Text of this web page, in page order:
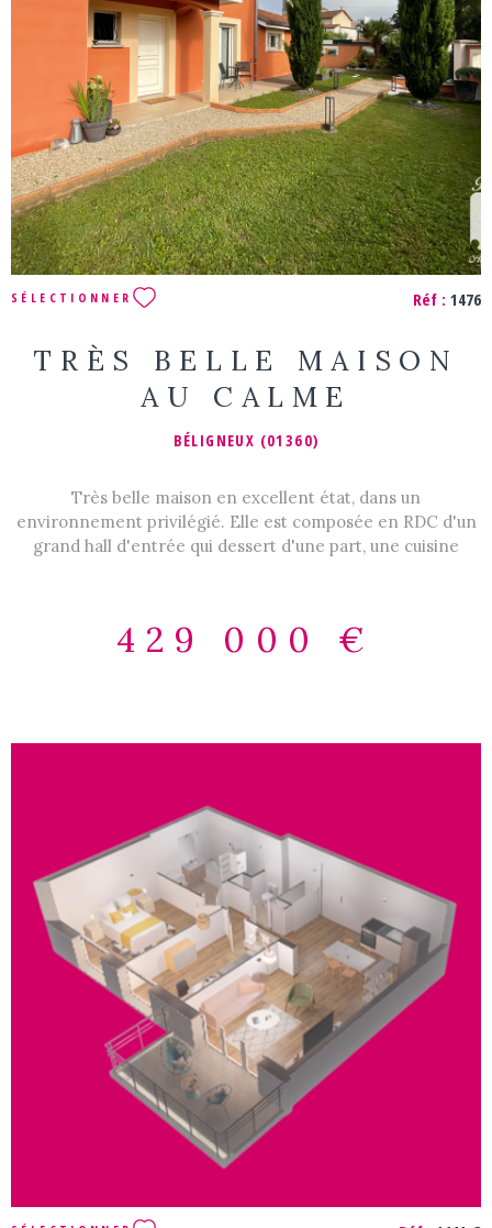
VOIR LE BIEN
SÉLECTIONNER Réf : 1476
TRÈS BELLE MAISON
AU CALME
BÉLIGNEUX (01360)
Très belle maison en excellent état, dans un
environnement privilégié. Elle est composée en RDC d'un
grand hall d'entrée qui dessert d'une part, une cuisine
dressing et salle de douche, et un wc indépendant avec
parcelle close très bien entretenue avec abri de jardin,
aspiration centralisée, volets roulants électriques,
climatisation. Les informations sur les risques auxquels ce
bien est exposé sont disponibles sur le site Géorisques :
www.georisques.gouv.fr Agence BEL'IMMO - 84 Route de
Genève 01360 BÉLIGNEUX - 04 72 25 91 18
429 000 €
VOIR LE BIEN